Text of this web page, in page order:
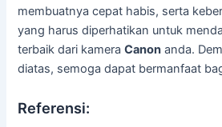
membuatnya cepat habis, serta
yang harus diperhatikan untuk
terbaik dari kameraCanon anda.
diatas, semoga dapat bermanfaat
Referensi: